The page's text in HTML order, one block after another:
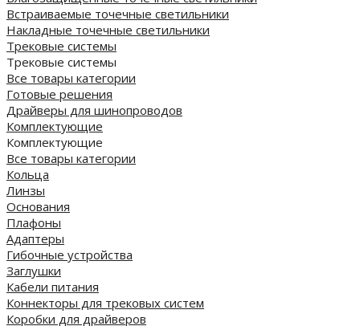
Встраиваемые точечные светильники
Накладные точечные светильники
Трековые системы
Трековые системы
Все товары категории
Готовые решения
Драйверы для шинопроводов
Комплектующие
Комплектующие
Все товары категории
Кольца
Линзы
Основания
Плафоны
Адаптеры
Гибочные устройства
Заглушки
Кабели питания
Коннекторы для трековых систем
Коробки для драйверов